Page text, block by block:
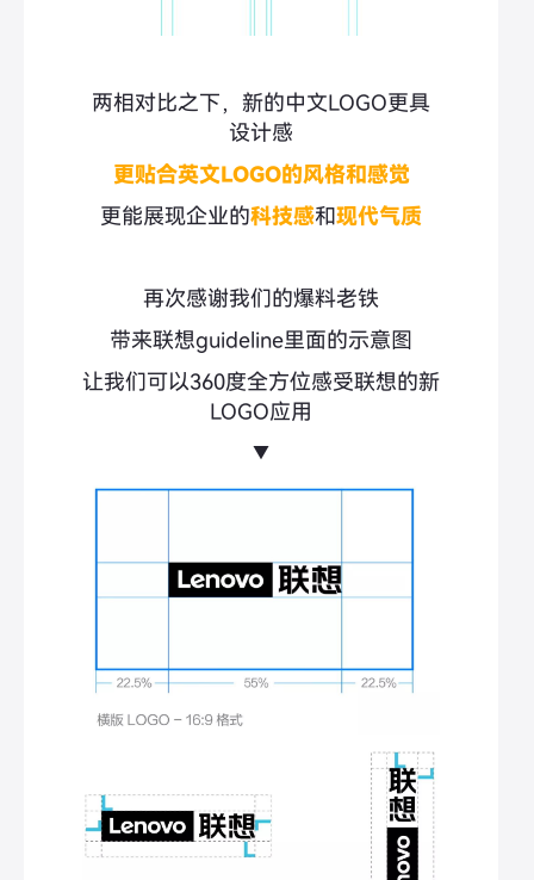
两相对比之下，新的中文LOGO更具
设计感
更贴合英文LOGO的风格和感觉
更能展现企业的科技感和现代气质
再次感谢我们的爆料老铁
带来联想guideline里面的示意图
让我们可以360度全方位感受联想的新
LOGO应用
▼